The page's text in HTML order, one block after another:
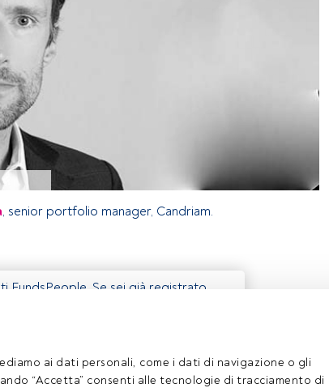
ai dati personali, come i dati di navigazione o gli
“Accetta” consenti alle tecnologie di tracciamento di
, senior portfolio manager, Candriam.
FundsPeople. Se sei già registrato,
FundsPeople ha da offrire.